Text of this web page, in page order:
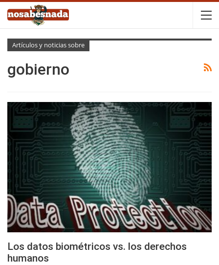
Artículos y noticias sobre
gobierno
Los datos biométricos vs. los derechos
humanos